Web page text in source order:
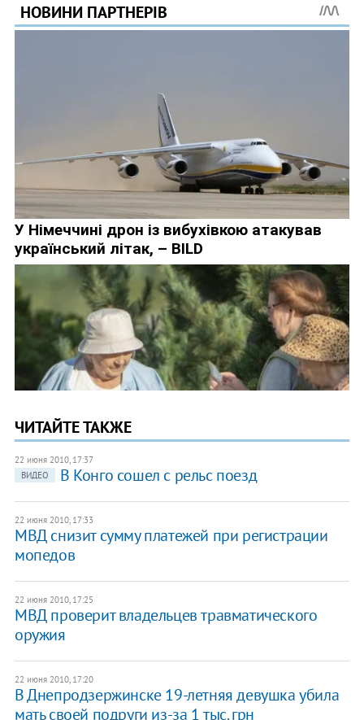
ЧИТАЙТЕ ТАКЖЕ
22 июня 2010, 17:37
ВИДЕО
В Конго сошел с рельс поезд
22 июня 2010, 17:33
МВД снизит сумму платежей при регистрации
мопедов
22 июня 2010, 17:25
МВД проверит владельцев травматического
оружия
22 июня 2010, 17:20
В Днепродзержинске 19-летняя девушка убила
мать своей подруги из-за 1 тыс. грн